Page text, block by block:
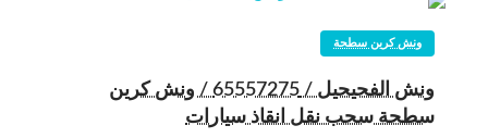
ونش كرين سطحة
ونش الفحيحيل / 65557275 / ونش كرين
سطحة سحب نقل انقاذ سيارات